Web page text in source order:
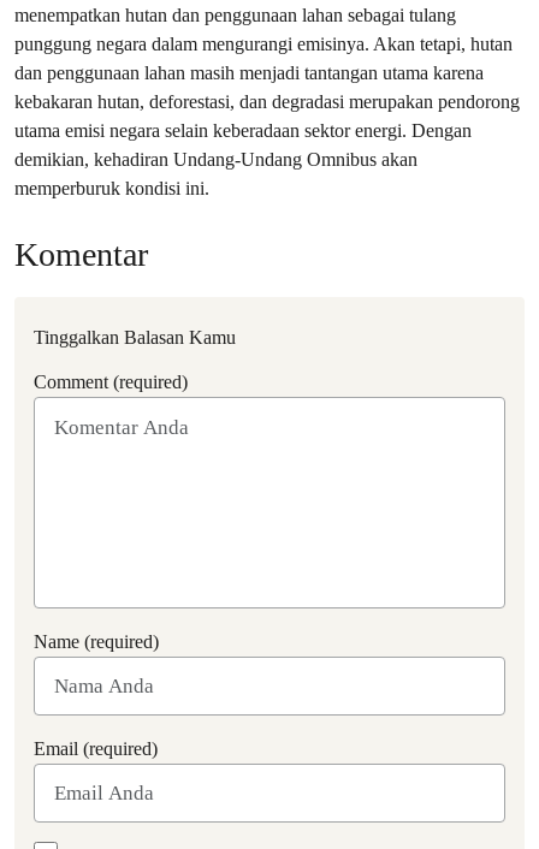
menempatkan hutan dan penggunaan lahan sebagai tulang
punggung negara dalam mengurangi emisinya. Akan tetapi, hutan
dan penggunaan lahan masih menjadi tantangan utama karena
kebakaran hutan, deforestasi, dan degradasi merupakan pendorong
utama emisi negara selain keberadaan sektor energi. Dengan
demikian, kehadiran Undang-Undang Omnibus akan
memperburuk kondisi ini.
Komentar
Tinggalkan Balasan Kamu
Comment (required)
Name (required)
Email (required)